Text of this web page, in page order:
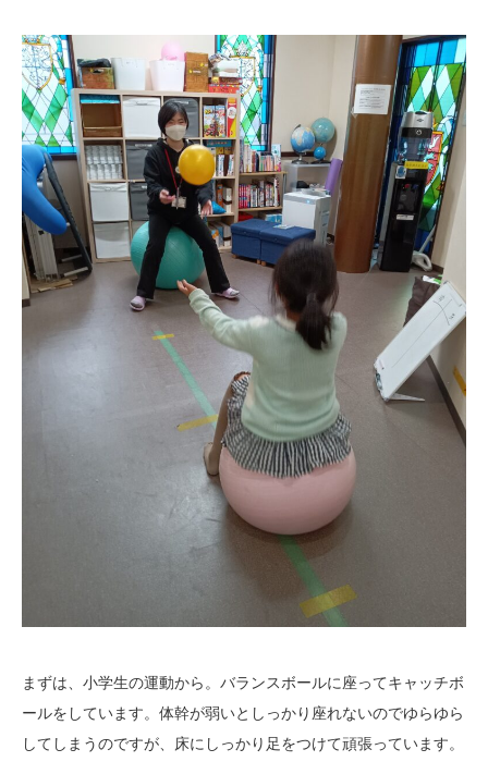
まずは、小学生の運動から。バランスボールに座ってキャッチボ
ールをしています。体幹が弱いとしっかり座れないのでゆらゆら
してしまうのですが、床にしっかり足をつけて頑張っています。